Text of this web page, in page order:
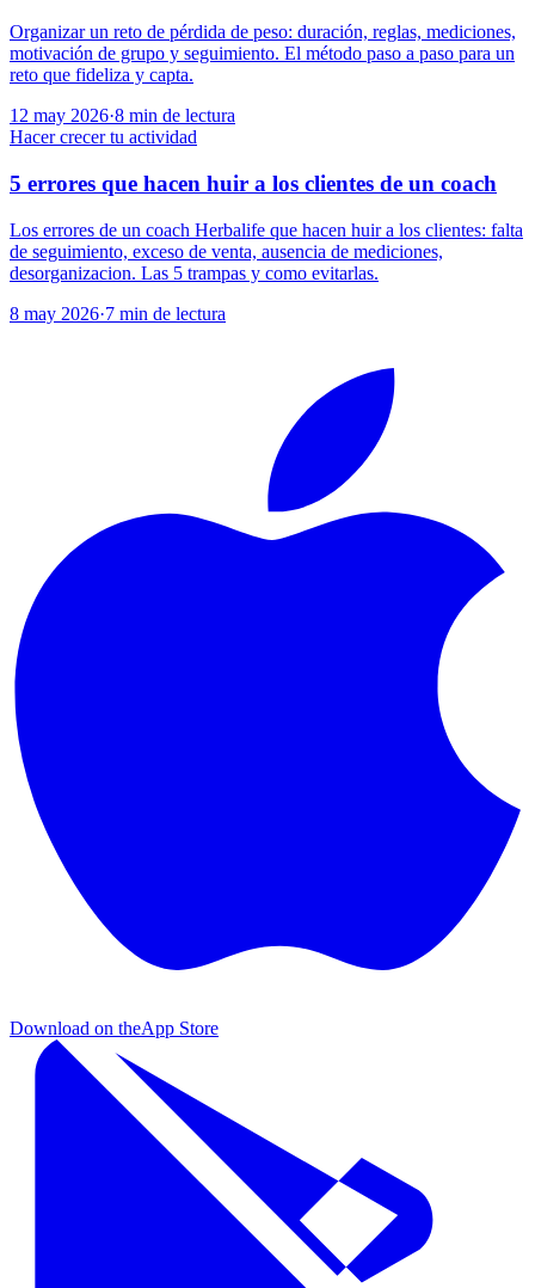
Organizar un reto de pérdida de peso: duración, reglas, mediciones,
motivación de grupo y seguimiento. El método paso a paso para un
reto que fideliza y capta.
12 may 2026·8 min de lectura
Hacer crecer tu actividad
5 errores que hacen huir a los clientes de un coach
Los errores de un coach Herbalife que hacen huir a los clientes: falta
de seguimiento, exceso de venta, ausencia de mediciones,
desorganizacion. Las 5 trampas y como evitarlas.
8 may 2026·7 min de lectura
Download on theApp Store